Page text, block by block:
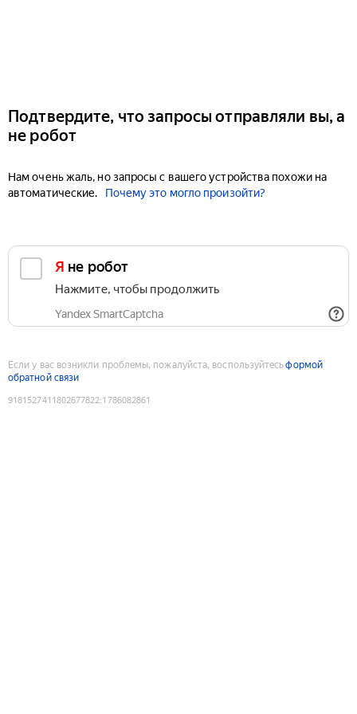
Подтвердите, что запросы отправляли вы, а
не робот
Нам очень жаль, но запросы с вашего устройства похожи на
автоматические.
Почему это могло произойти?
Я не робот
Нажмите, чтобы продолжить
Yandex SmartCaptcha
Если у вас возникли проблемы, пожалуйста, воспользуйтесьформой
обратной связи
9181527411802677822:1786082861